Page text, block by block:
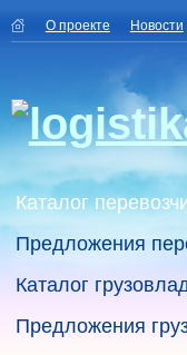
О проекте Новости
Каталог
Предложения
Каталог
Предложения